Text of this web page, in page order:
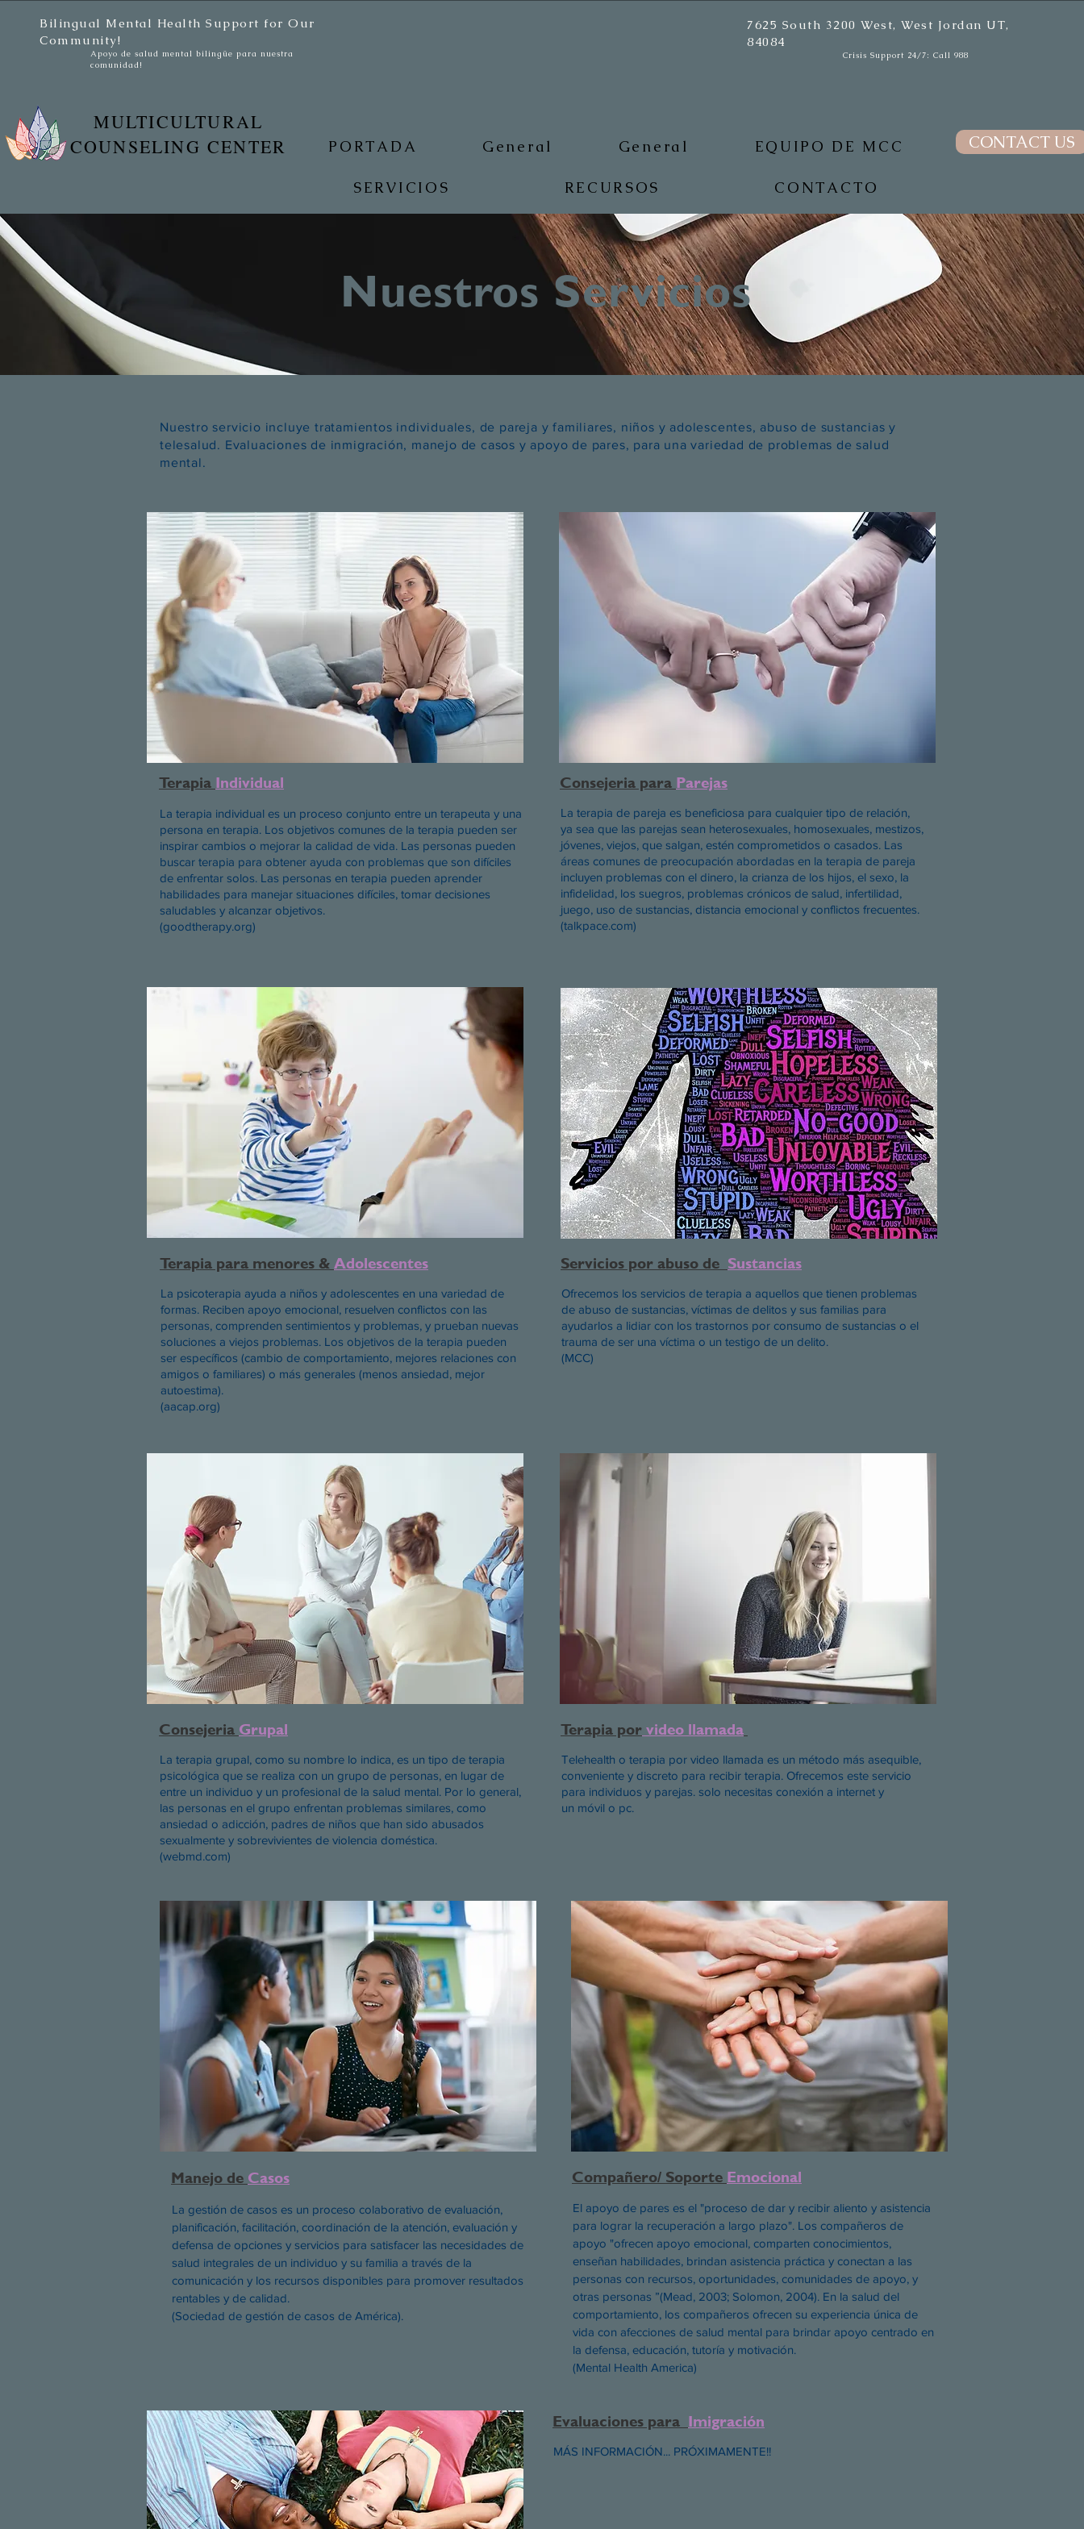
Bilingual Mental Health Support for Our
Community!
Apoyo de salud mental bilingüe para nuestra
comunidad!
7625 South 3200 West, West Jordan UT,
84084
Crisis Support 24/7: Call 988
MULTICULTURAL
COUNSELING CENTER
PORTADA General General EQUIPO DE MCC
SERVICIOS RECURSOS CONTACTO
CONTACT US
Nuestros Servicios
Nuestro servicio incluye tratamientos individuales, de pareja y familiares, niños y adolescentes, abuso de sustancias y
telesalud. Evaluaciones de inmigración, manejo de casos y apoyo de pares, para una variedad de problemas de salud
mental.
Terapia Individual
La terapia individual es un proceso conjunto entre un terapeuta y una
persona en terapia. Los objetivos comunes de la terapia pueden ser
inspirar cambios o mejorar la calidad de vida. Las personas pueden
buscar terapia para obtener ayuda con problemas que son difíciles
de enfrentar solos. Las personas en terapia pueden aprender
habilidades para manejar situaciones difíciles, tomar decisiones
saludables y alcanzar objetivos.
(goodtherapy.org)
Consejeria para Parejas
La terapia de pareja es beneficiosa para cualquier tipo de relación,
ya sea que las parejas sean heterosexuales, homosexuales, mestizos,
jóvenes, viejos, que salgan, estén comprometidos o casados. Las
áreas comunes de preocupación abordadas en la terapia de pareja
incluyen problemas con el dinero, la crianza de los hijos, el sexo, la
infidelidad, los suegros, problemas crónicos de salud, infertilidad,
juego, uso de sustancias, distancia emocional y conflictos frecuentes.
(talkpace.com)
Terapia para menores &Adolescentes
La psicoterapia ayuda a niños y adolescentes en una variedad de
formas. Reciben apoyo emocional, resuelven conflictos con las
personas, comprenden sentimientos y problemas, y prueban nuevas
soluciones a viejos problemas. Los objetivos de la terapia pueden
ser específicos (cambio de comportamiento, mejores relaciones con
amigos o familiares) o más generales (menos ansiedad, mejor
autoestima).
(aacap.org)
Servicios por abuso de Sustancias
Ofrecemos los servicios de terapia a aquellos que tienen problemas
de abuso de sustancias, víctimas de delitos y sus familias para
ayudarlos a lidiar con los trastornos por consumo de sustancias o el
trauma de ser una víctima o un testigo de un delito.
(MCC)
Consejeria Grupal
La terapia grupal, como su nombre lo indica, es un tipo de terapia
psicológica que se realiza con un grupo de personas, en lugar de
entre un individuo y un profesional de la salud mental. Por lo general,
las personas en el grupo enfrentan problemas similares, como
ansiedad o adicción, padres de niños que han sido abusados
sexualmente y sobrevivientes de violencia doméstica.
(webmd.com)
Terapia porvideo llamada
Telehealth o terapia por video llamada es un método más asequible,
conveniente y discreto para recibir terapia. Ofrecemos este servicio
para individuos y parejas. solo necesitas conexión a internet y
un móvil o pc.
Manejo de Casos
La gestión de casos es un proceso colaborativo de evaluación,
planificación, facilitación, coordinación de la atención, evaluación y
defensa de opciones y servicios para satisfacer las necesidades de
salud integrales de un individuo y su familia a través de la
comunicación y los recursos disponibles para promover resultados
rentables y de calidad.
(Sociedad de gestión de casos de América).
Compañero/ Soporte Emocional
El apoyo de pares es el "proceso de dar y recibir aliento y asistencia
para lograr la recuperación a largo plazo". Los compañeros de
apoyo "ofrecen apoyo emocional, comparten conocimientos,
enseñan habilidades, brindan asistencia práctica y conectan a las
personas con recursos, oportunidades, comunidades de apoyo, y
otras personas ”(Mead, 2003; Solomon, 2004). En la salud del
comportamiento, los compañeros ofrecen su experiencia única de
vida con afecciones de salud mental para brindar apoyo centrado en
la defensa, educación, tutoría y motivación.
(Mental Health America)
Evaluaciones para Imigración
MÁS INFORMACIÓN... PRÓXIMAMENTE!!